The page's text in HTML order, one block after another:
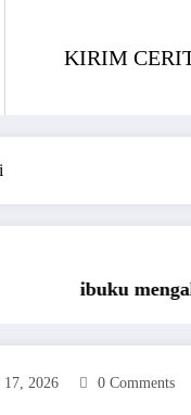
KIRIM
Treesome
17, 2026 0 Comments